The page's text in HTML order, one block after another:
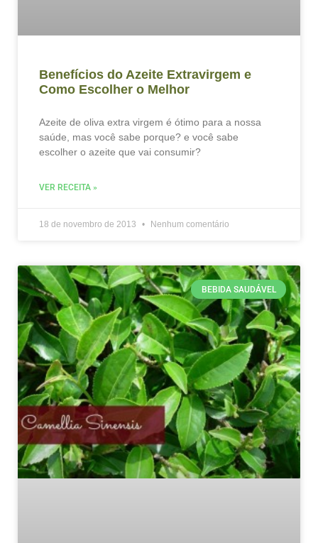
Benefícios do Azeite Extravirgem e
Como Escolher o Melhor
Azeite de oliva extra virgem é ótimo para a nossa
saúde, mas você sabe porque? e você sabe
escolher o azeite que vai consumir?
VER RECEITA »
18 de novembro de 2013 Nenhum comentário
BEBIDA SAUDÁVEL